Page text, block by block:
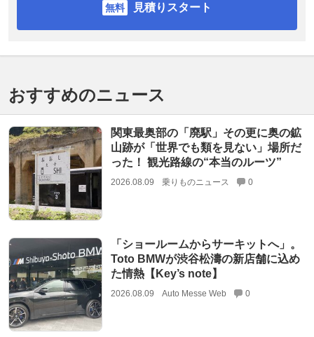
見積りスタート
おすすめのニュース
関東最奥部の「廃駅」その更に奥の鉱
山跡が「世界でも類を見ない」場所だ
った！ 観光路線の“本当のルーツ”
2026.08.09 乗りものニュース 0
「ショールームからサーキットへ」。
Toto BMWが渋谷松濤の新店舗に込め
た情熱【Key’s note】
2026.08.09 Auto Messe Web 0